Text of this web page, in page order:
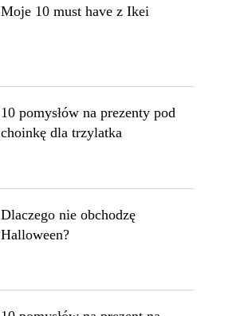
Moje 10 must have z Ikei
10 pomysłów na prezenty pod
choinkę dla trzylatka
Dlaczego nie obchodzę
Halloween?